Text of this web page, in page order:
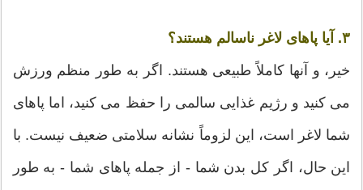
۳.
آیا پاهای لاغر ناسالم هستند؟
خیر، و آنها کاملاً طبیعی هستند. اگر به طور منظم ورزش
می کنید و رژیم غذایی سالمی را حفظ می کنید، اما پاهای
شما لاغر است، این لزوماً نشانه سلامتی ضعیف نیست. با
این حال، اگر کل بدن شما - از جمله پاهای شما - به طور